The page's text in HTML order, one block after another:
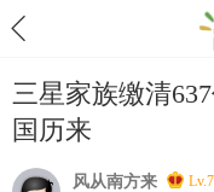
三星家族缴清
国历来
风从南方来
Lv.7